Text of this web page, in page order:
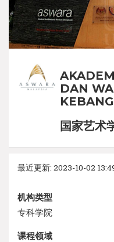
DAN
国家艺术
最近更新: 2023-10-02
机构类型
专科学院
课程领域